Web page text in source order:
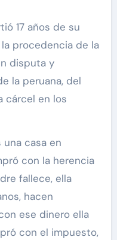
17 años de su
procedencia de la
disputa y
la peruana, del
cárcel en los
casa en
con la herencia
fallece, ella
hacen
ese dinero ella
con el impuesto,